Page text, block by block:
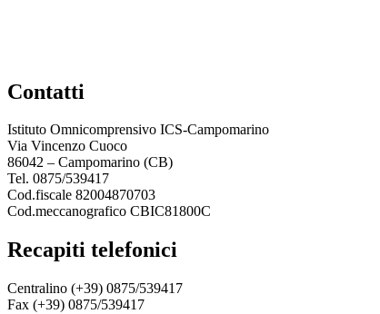
contatti
Istituto Omnicomprensivo ICS-Campomarino
Via Vincenzo Cuoco
86042 – Campomarino (CB)
Tel. 0875/539417
Cod.fiscale 82004870703
Cod.meccanografico CBIC81800C
recapiti telefonici
Centralino (+39) 0875/539417
Fax (+39) 0875/539417